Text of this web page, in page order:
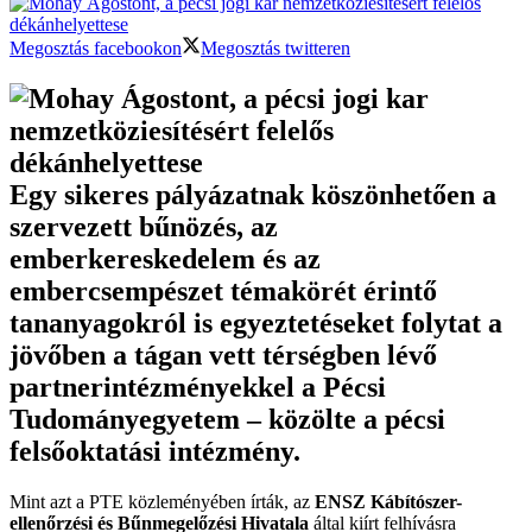
Megosztás facebookon Megosztás twitteren
Egy sikeres pályázatnak köszönhetően a
szervezett bűnözés, az
emberkereskedelem és az
embercsempészet témakörét érintő
tananyagokról is egyeztetéseket folytat a
jövőben a tágan vett térségben lévő
partnerintézményekkel a Pécsi
Tudományegyetem – közölte a pécsi
felsőoktatási intézmény.
Mint azt a PTE közleményében írták, az ENSZ Kábítószer-
ellenőrzési és Bűnmegelőzési Hivatala által kiírt felhívásra